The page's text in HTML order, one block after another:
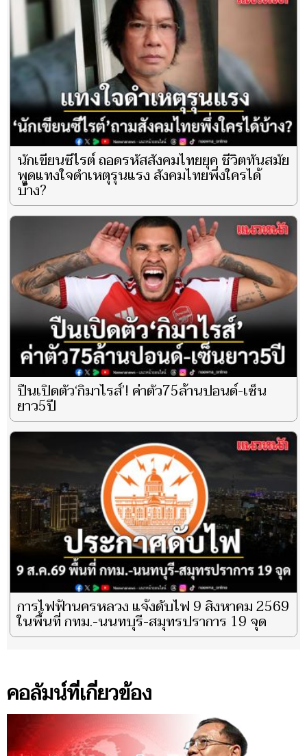
นักเขียนซีไรต์ ถอดรหัสสังคมไทยยุค ชีวิตทันสมัย
พูดแทงใจดำเหตุรุนแรง สังคมไทยพึ่งใครได้
บ้าง?
ปืนเปิดตัว‘กิมาไรส์’! ค่าตัว75ล้านปอนด์-เซ็น
ยาว5ปี
การไฟฟ้านครหลวง แจ้งดับไฟ 9 สิงหาคม 2569
ในพื้นที่ กทม.-นนทบุรี-สมุทรปราการ 19 จุด
คอลัมน์ที่เกี่ยวข้อง